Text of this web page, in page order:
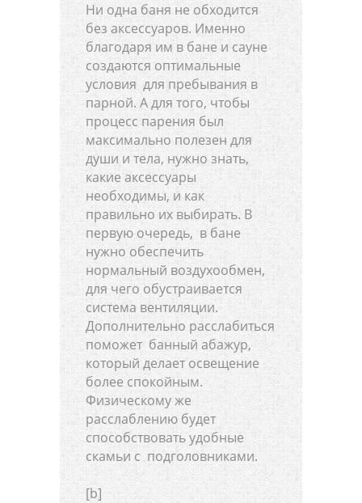
Ни одна баня не обходится
без аксессуаров. Именно
благодаря им в бане и сауне
создаются оптимальные
условия для пребывания в
парной. А для того, чтобы
процесс парения был
максимально полезен для
души и тела, нужно знать,
какие аксессуары
необходимы, и как
правильно их выбирать. В
первую очередь, в бане
нужно обеспечить
нормальный воздухообмен,
для чего обустраивается
система вентиляции.
Дополнительно расслабиться
поможет банный абажур,
который делает освещение
более спокойным.
Физическому же
расслаблению будет
способствовать удобные
скамьи с подголовниками.
[b]